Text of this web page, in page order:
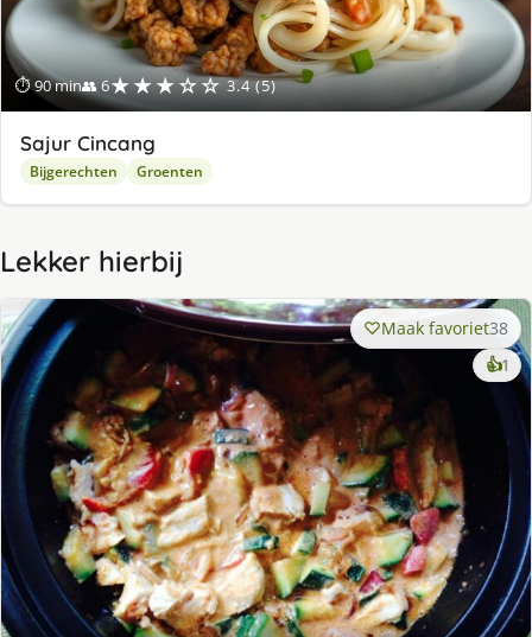
⏱ 90 min👥 6★★★☆☆ 3.4 (5)
Sajur Cincang
Bijgerechten Groenten
Lekker hierbij
Maak favoriet38
👍1